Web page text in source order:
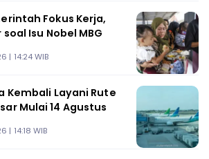
Fokus Kerja,
Isu Nobel MBG
| 14:24 WIB
Kembali Layani Rute
Mulai 14 Agustus
| 14:18 WIB